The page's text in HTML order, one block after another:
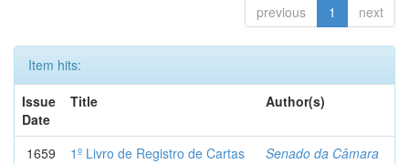
previous 1 next
Item hits:
Issue
Date
Title Author(s)
1659
1º Livro de Registro de Cartas
Senado da Câmara